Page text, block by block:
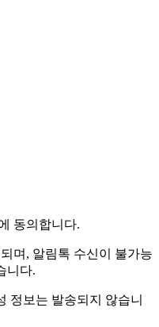
동의합니다.
며, 알림톡 수신이 불가능
니다.
정보는 발송되지 않습니